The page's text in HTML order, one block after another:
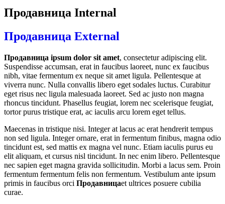
Продавница Internal
Продавница External
Продавница ipsum dolor sit amet, consectetur adipiscing elit.
Suspendisse accumsan, erat in faucibus laoreet, nunc ex faucibus
nibh, vitae fermentum ex neque sit amet ligula. Pellentesque at
viverra nunc. Nulla convallis libero eget sodales luctus. Curabitur
eget risus nec ligula malesuada laoreet. Sed ac justo non magna
rhoncus tincidunt. Phasellus feugiat, lorem nec scelerisque feugiat,
tortor purus tristique erat, ac iaculis arcu lorem eget tellus.
Maecenas in tristique nisi. Integer at lacus ac erat hendrerit tempus
non sed ligula. Integer ornare, erat in fermentum finibus, magna odio
tincidunt est, sed mattis ex magna vel nunc. Etiam iaculis purus eu
elit aliquam, et cursus nisl tincidunt. In nec enim libero. Pellentesque
nec sapien eget magna gravida sollicitudin. Morbi a lacus sem. Proin
fermentum fermentum felis non fermentum. Vestibulum ante ipsum
primis in faucibus orci Продавницаet ultrices posuere cubilia
curae.